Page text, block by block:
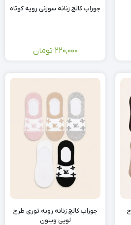
جوراب کالج زنانه سوزنی رویه کوتاه
220,000 تومان
جوراب کالج زنانه رویه توری طرح
لویی ویتون